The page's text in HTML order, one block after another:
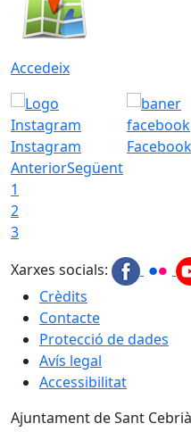
Accedeix
Instagram Facebook
AnteriorSegüent
1
2
3
Xarxes socials:
Crèdits
Contacte
Protecció de dades
Avís legal
Accessibilitat
Ajuntament de Sant